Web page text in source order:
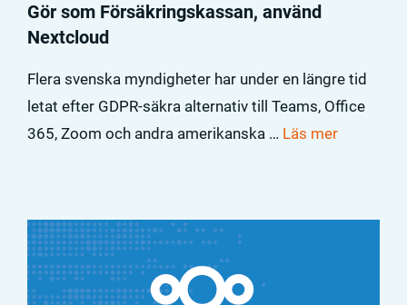
Gör som Försäkringskassan, använd
Nextcloud
Flera svenska myndigheter har under en längre tid
letat efter GDPR-säkra alternativ till Teams, Office
365, Zoom och andra amerikanska … Läs mer